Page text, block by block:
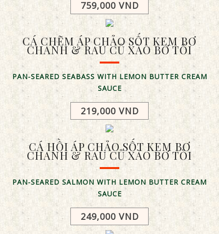
759,000 VND
CÁ CHẼM ÁP CHẢO SỐT KEM BƠ
CHANH & RAU CỦ XÀO BƠ TỎI
PAN-SEARED SEABASS WITH LEMON BUTTER CREAM
SAUCE
219,000 VND
CÁ HỒI ÁP CHẢO SỐT KEM BƠ
CHANH & RAU CỦ XÀO BƠ TỎI
PAN-SEARED SALMON WITH LEMON BUTTER CREAM
SAUCE
249,000 VND